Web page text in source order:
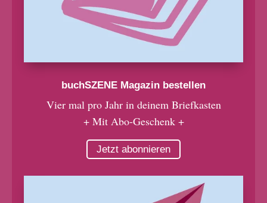
buchSZENE Magazin bestellen
Vier mal pro Jahr in deinem Briefkasten
+ Mit Abo-Geschenk +
Jetzt abonnieren